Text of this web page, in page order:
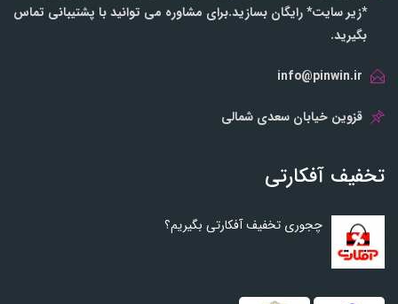
*زیر سایت* رایگان بسازید.برای مشاوره می توانید با پشتیبانی تماس
بگیرید.
info@pinwin.ir
قزوین خیابان سعدی شمالی
تخفیف آفکارتی
چجوری تخفیف آفکارتی بگیریم؟